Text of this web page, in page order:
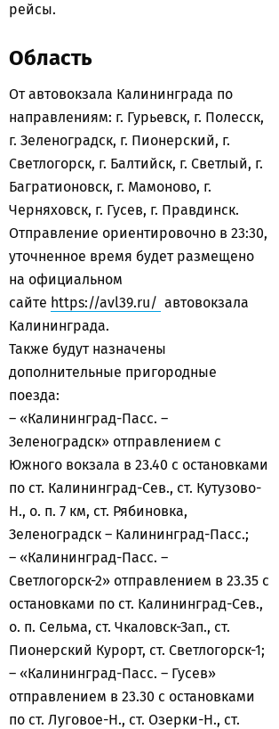
рейсы.
Область
От автовокзала Калининграда по
направлениям: г. Гурьевск, г. Полесск,
г. Зеленоградск, г. Пионерский, г.
Светлогорск, г. Балтийск, г. Светлый, г.
Багратионовск, г. Мамоново, г.
Черняховск, г. Гусев, г. Правдинск.
Отправление ориентировочно в 23:30,
уточненное время будет размещено
на официальном
сайте https://avl39.ru/ автовокзала
Калининграда.
Также будут назначены
дополнительные пригородные
поезда:
– «Калининград-Пасс. –
Зеленоградск» отправлением с
Южного вокзала в 23.40 с остановками
по ст. Калининград-Сев., ст. Кутузово-
Н., о. п. 7 км, ст. Рябиновка,
Зеленоградск – Калининград-Пасс.;
– «Калининград-Пасс. –
Светлогорск-2» отправлением в 23.35 с
остановками по ст. Калининград-Сев.,
о. п. Сельма, ст. Чкаловск-Зап., ст.
Пионерский Курорт, ст. Светлогорск-1;
– «Калининград-Пасс. – Гусев»
отправлением в 23.30 с остановками
по ст. Луговое-Н., ст. Озерки-Н., ст.